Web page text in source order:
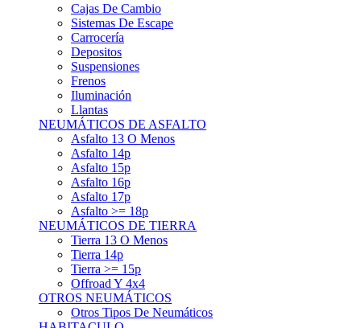
Sistemas De Escape
Carrocería
Depositos
Suspensiones
Frenos
Iluminación
Llantas
NEUMÁTICOS DE ASFALTO
Asfalto 13 O Menos
Asfalto 14p
Asfalto 15p
Asfalto 16p
Asfalto 17p
Asfalto >= 18p
NEUMÁTICOS DE TIERRA
Tierra 13 O Menos
Tierra 14p
Tierra >= 15p
Offroad Y 4x4
OTROS NEUMÁTICOS
Otros Tipos De Neumáticos
HABITACULO
Asiento Baquet